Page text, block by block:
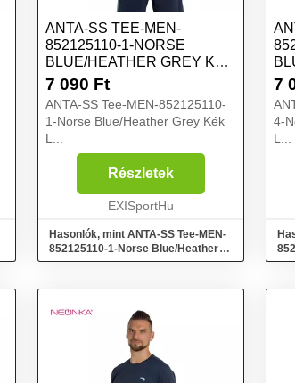
ANTA-SS TEE-MEN-
852125110-1-NORSE
BLUE/HEATHER GREY KÉK
L
7 090 Ft
ANTA-SS Tee-MEN-852125110-
1-Norse Blue/Heather Grey Kék
L...
Részletek
EXISportHu
Hasonlók, mint ANTA-SS Tee-MEN-
852125110-1-Norse Blue/Heather
Grey Kék L
L
7
4-
L...